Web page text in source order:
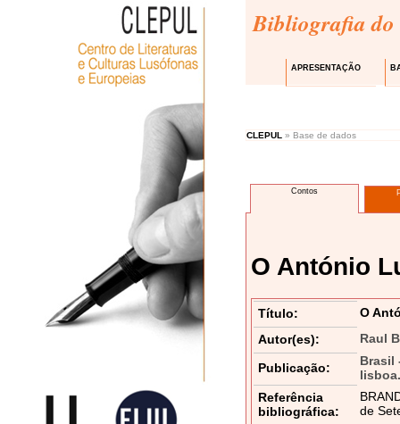
Bibliografia do
APRESENTAÇÃO
CLEPUL » Base de dados
Contos
O António
Título:
O
Autor(es):
Raul
Publicação:
Brasil
Referência
bibliográfica:
de